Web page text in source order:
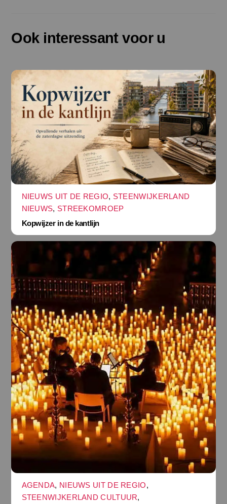
Ook interessant voor u
NIEUWS UIT DE REGIO, STEENWIJKERLAND
NIEUWS, STREEKOMROEP
Kopwijzer in de kantlijn
AGENDA, NIEUWS UIT DE REGIO,
STEENWIJKERLAND CULTUUR,